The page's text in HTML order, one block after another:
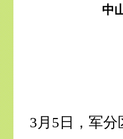
中
3月5日，军